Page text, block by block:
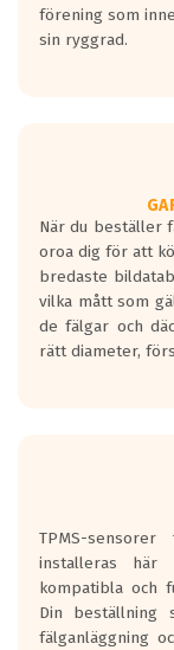
10.0x22
CARMANI 17 Fritz
10.0x22
ET: 50
CARMANI 17 Fritz
ET: 30
4232 kr
förening som
sin ryggrad.
När du beställer
oroa dig för att
bredaste
vilka mått som
de fälgar och
rätt diameter,
TPMS-
installeras här
kompatibla och
Din beställning
fälganläggning